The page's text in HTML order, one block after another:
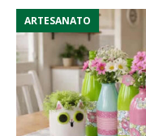
ARTESANATO